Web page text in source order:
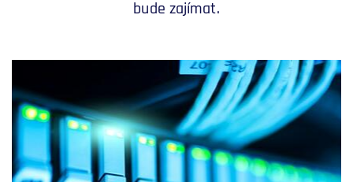
bude zajímat.